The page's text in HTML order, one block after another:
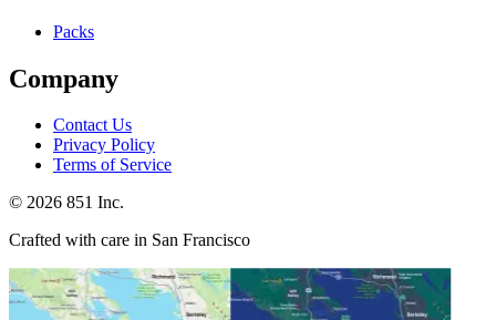
Packs
Company
Contact Us
Privacy Policy
Terms of Service
© 2026 851 Inc.
Crafted with care in San Francisco